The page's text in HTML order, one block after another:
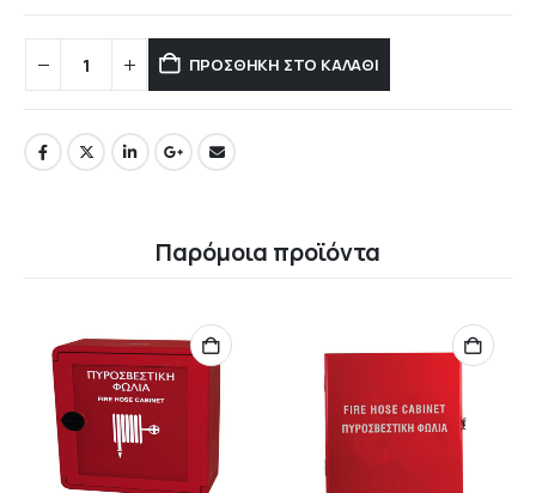
ΠΡΟΣΘΉΚΗ ΣΤΟ ΚΑΛΆΘΙ
Παρόμοια προϊόντα